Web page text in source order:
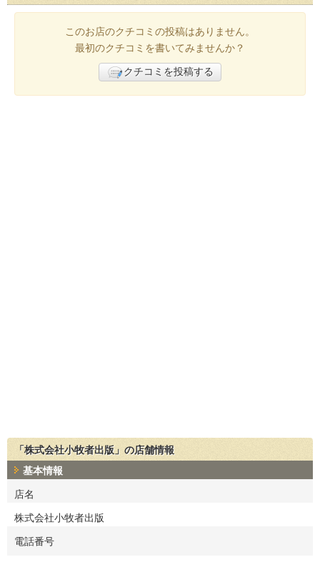
このお店のクチコミの投稿はありません。
最初のクチコミを書いてみませんか？
クチコミを投稿する
「株式会社小牧者出版」の店舗情報
基本情報
店名
株式会社小牧者出版
電話番号